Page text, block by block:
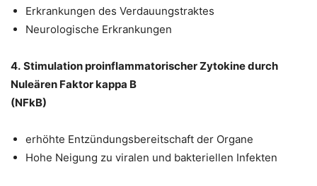
Erkrankungen des Verdauungstraktes
Neurologische Erkrankungen
4. Stimulation proinflammatorischer Zytokine durch
Nuleären Faktor kappa B
(NFkB)
erhöhte Entzündungsbereitschaft der Organe
Hohe Neigung zu viralen und bakteriellen Infekten